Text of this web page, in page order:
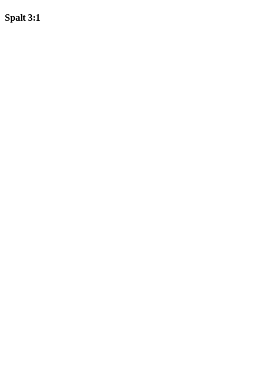
Spalt 3:1